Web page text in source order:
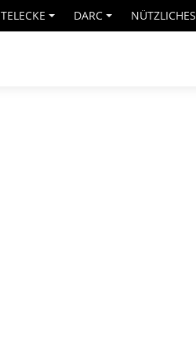
+
+
DARC
NÜTZLICHES